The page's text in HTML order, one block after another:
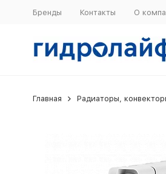
Бренды Контакты О
Главная Радиаторы,